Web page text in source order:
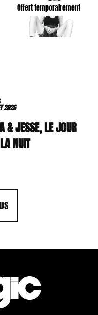
Offert temporairement
2026
& JESSE, LE JOUR
NUIT